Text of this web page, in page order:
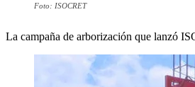
Foto: ISOCRET
La campaña de arborización que lanzó